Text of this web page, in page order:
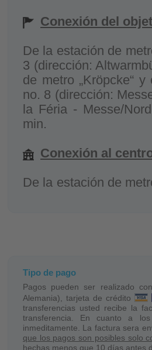
Conexión del
De la estación de
3 (dirección:
de metro „Kröpcke“
no. 8 (dirección:
la Féria - Messe/
min.
Conexión al
De la estación de
precios facultativos).
Usted puede
hannover.de
Servicio del
Tipo de pago
Pagos pueden ser realizado con
Alemania), tarjeta de crédito
transferencias usted recibe la
transferencia. En cuanto a
inmeditamente. La factura sera
que los pagos son posibles solo
hechas menos que 10 días antes